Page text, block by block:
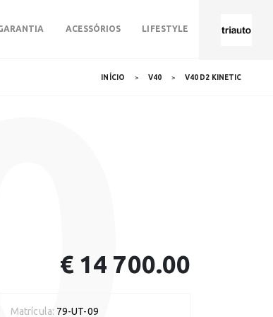
ACESSÓRIOS LIFESTYLE
INÍCIO V40 V40 D2 KINETIC
€ 14 700.00
Matrícula: 79-UT-09